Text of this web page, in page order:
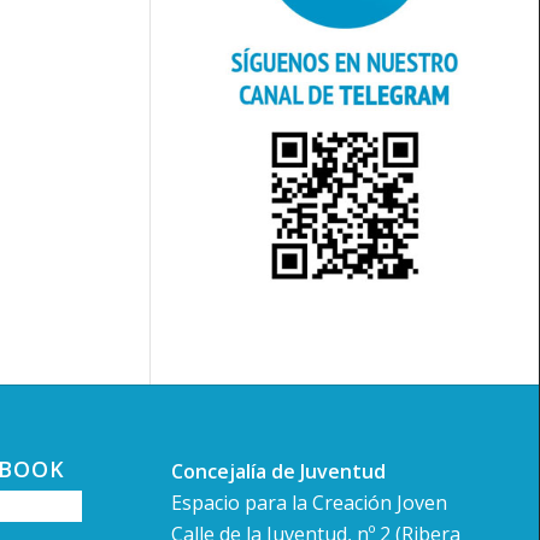
Concejalía de Juventud
Espacio para la Creación Joven
Calle de la Juventud, nº 2 (Ribera